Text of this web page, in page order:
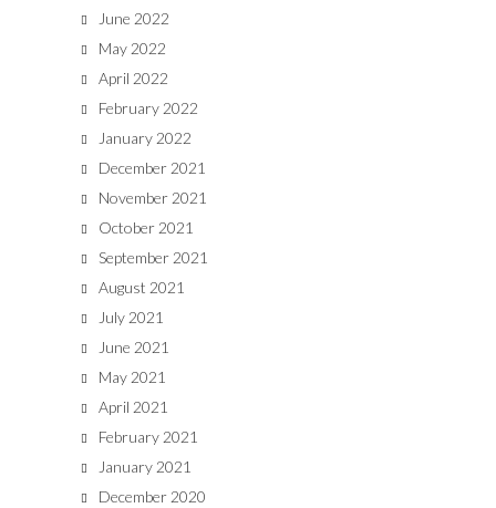
June 2022
May 2022
April 2022
February 2022
January 2022
December 2021
November 2021
October 2021
September 2021
August 2021
July 2021
June 2021
May 2021
April 2021
February 2021
January 2021
December 2020